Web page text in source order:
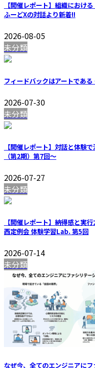
【開催レポート】組織におけ
ふーどXの対話より新着!!
2026-08-05
未分類
フィードバックはアートであ
2026-07-30
未分類
【開催レポート】対話と体験
（第2期）第7回〜
2026-07-27
未分類
【開催レポート】納得感と実
西定例会 体験学習Lab. 第5回
2026-07-14
未分類
なぜ今、全てのエンジニアに